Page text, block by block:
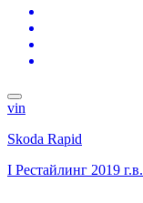
vin
Skoda Rapid
I Рестайлинг 2019 г.в.